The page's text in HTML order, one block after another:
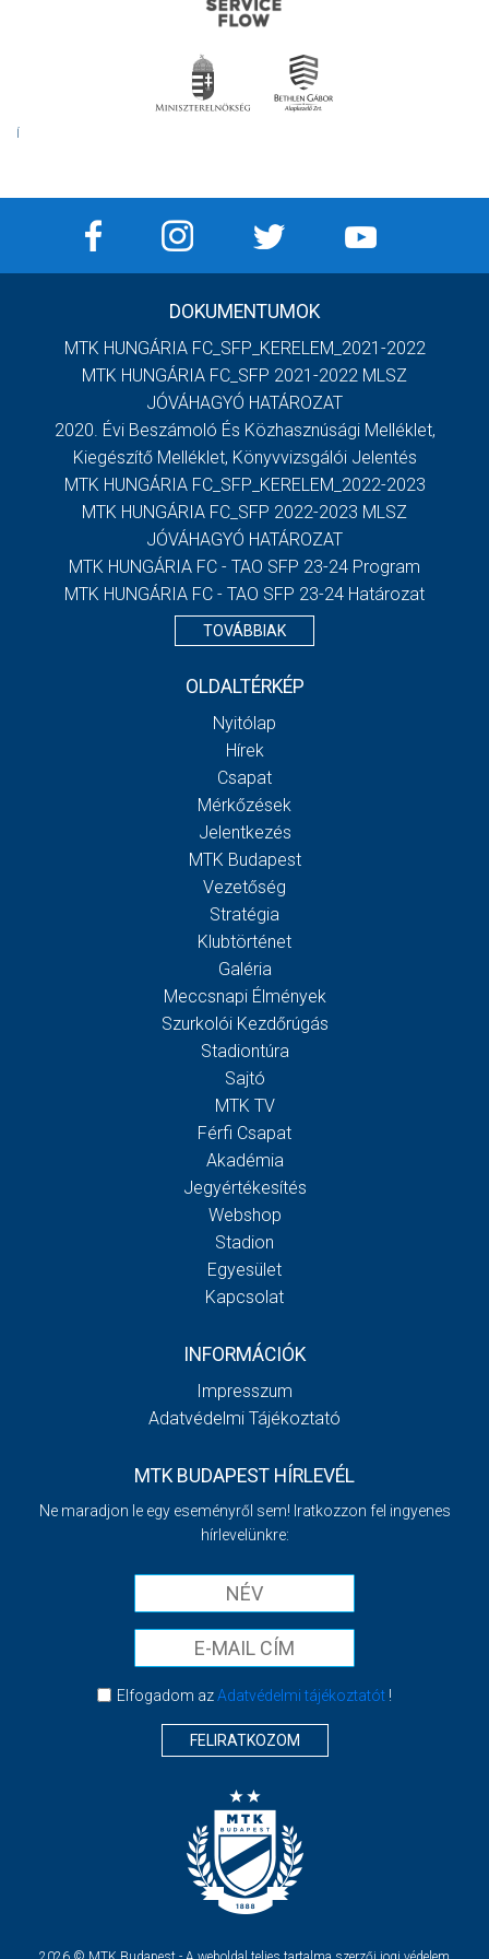
DOKUMENTUMOK
MTK HUNGÁRIA FC_SFP_KERELEM_2021-2022
MTK HUNGÁRIA FC_SFP 2021-2022 MLSZ
JÓVÁHAGYÓ HATÁROZAT
2020. Évi Beszámoló És Közhasznúsági Melléklet,
Kiegészítő Melléklet, Könyvvizsgálói Jelentés
MTK HUNGÁRIA FC_SFP_KERELEM_2022-2023
MTK HUNGÁRIA FC_SFP 2022-2023 MLSZ
JÓVÁHAGYÓ HATÁROZAT
MTK HUNGÁRIA FC - TAO SFP 23-24 Program
MTK HUNGÁRIA FC - TAO SFP 23-24 Határozat
TOVÁBBIAK
OLDALTÉRKÉP
Nyitólap
Hírek
Csapat
Mérkőzések
Jelentkezés
MTK Budapest
Vezetőség
Stratégia
Klubtörténet
Galéria
Meccsnapi Élmények
Szurkolói Kezdőrúgás
Stadiontúra
Sajtó
MTK TV
Férfi Csapat
Akadémia
Jegyértékesítés
Webshop
Stadion
Egyesület
Kapcsolat
INFORMÁCIÓK
Impresszum
Adatvédelmi Tájékoztató
MTK BUDAPEST HÍRLEVÉL
Ne maradjon le egy eseményről sem! Iratkozzon fel ingyenes
hírlevelünkre:
Elfogadom azAdatvédelmi tájékoztatót!
FELIRATKOZOM